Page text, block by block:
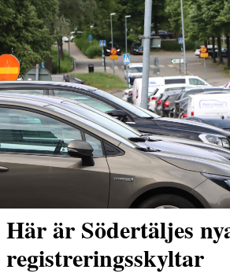
Här är Södertäljes
registreringsskyltar